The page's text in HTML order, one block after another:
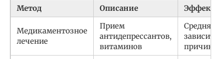
Метод Описание
Медикаментозное
лечение
Прием
антидепрессантов,
витаминов
Средняя,
зависит
причины